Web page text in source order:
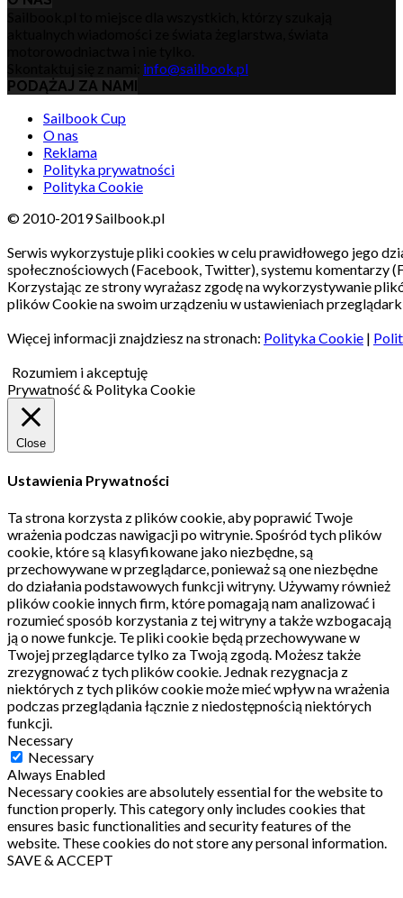
info@sailbook.pl
PODĄŻAJ ZA NAMI
Sailbook Cup
O nas
Reklama
Polityka prywatności
Polityka Cookie
© 2010-2019 Sailbook.pl
Serwis wykorzystuje pliki cookies w celu prawidłowego jego
społecznościowych (Facebook, Twitter), systemu komentarzy
Korzystając ze strony wyrażasz zgodę na wykorzystywanie
plików Cookie na swoim urządzeniu w ustawieniach
Więcej informacji znajdziesz na stronach: Polityka Cookie |
Rozumiem i akceptuję
Prywatność & Polityka Cookie
Close
Ustawienia Prywatności
Ta strona korzysta z plików cookie, aby poprawić Twoje
wrażenia podczas nawigacji po witrynie. Spośród tych plików
cookie, które są klasyfikowane jako niezbędne, są
przechowywane w przeglądarce, ponieważ są one niezbędne
do działania podstawowych funkcji witryny. Używamy również
plików cookie innych firm, które pomagają nam analizować i
rozumieć sposób korzystania z tej witryny a także wzbogacają
ją o nowe funkcje. Te pliki cookie będą przechowywane w
Twojej przeglądarce tylko za Twoją zgodą. Możesz także
zrezygnować z tych plików cookie. Jednak rezygnacja z
niektórych z tych plików cookie może mieć wpływ na wrażenia
podczas przeglądania łącznie z niedostępnością niektórych
funkcji.
Necessary
Necessary
Always Enabled
Necessary cookies are absolutely essential for the website to
function properly. This category only includes cookies that
ensures basic functionalities and security features of the
website. These cookies do not store any personal information.
SAVE & ACCEPT